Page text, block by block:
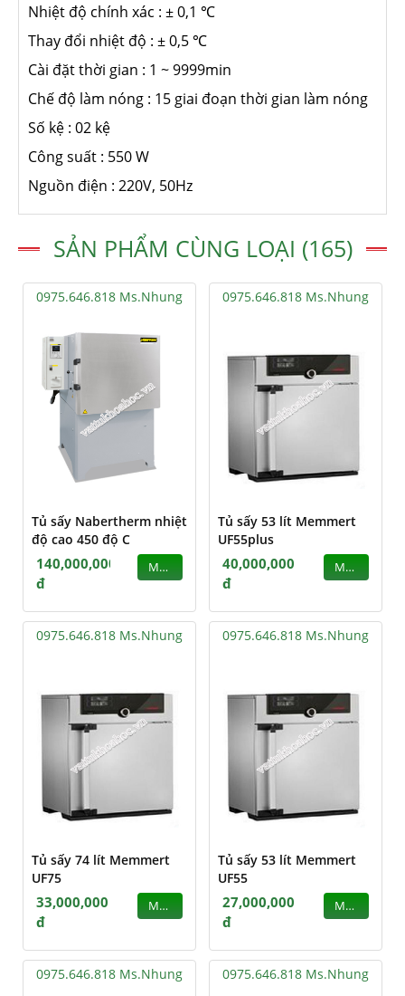
Nhiệt độ chính xác : ± 0,1 ℃
Thay đổi nhiệt độ : ± 0,5 ℃
Cài đặt thời gian : 1 ~ 9999min
Chế độ làm nóng : 15 giai đoạn thời gian làm nóng
Số kệ : 02 kệ
Công suất : 550 W
Nguồn điện : 220V, 50Hz
SẢN PHẨM CÙNG LOẠI (165)
0975.646.818 Ms.Nhung
Tủ sấy Nabertherm nhiệt
độ cao 450 độ C
140,000,000
đ
MUA
0975.646.818 Ms.Nhung
Tủ sấy 53 lít Memmert
UF55plus
40,000,000
đ
MUA
0975.646.818 Ms.Nhung
Tủ sấy 74 lít Memmert
UF75
33,000,000
đ
MUA
0975.646.818 Ms.Nhung
Tủ sấy 53 lít Memmert
UF55
27,000,000
đ
MUA
0975.646.818 Ms.Nhung 0975.646.818 Ms.Nhung